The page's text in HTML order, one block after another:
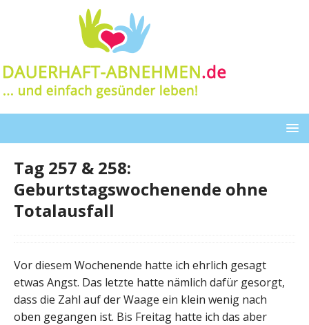
Tag 257 & 258:
Geburtstagswochenende ohne
Totalausfall
Vor diesem Wochenende hatte ich ehrlich gesagt
etwas Angst. Das letzte hatte nämlich dafür gesorgt,
dass die Zahl auf der Waage ein klein wenig nach
oben gegangen ist. Bis Freitag hatte ich das aber